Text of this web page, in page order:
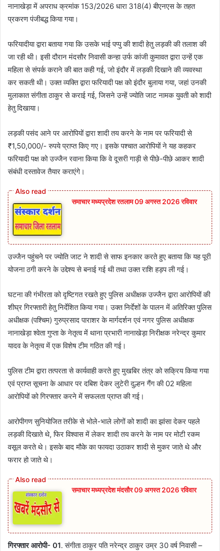
नानाखेड़ा में अपराध क्रमांक 153/2026 धारा 318(4) बीएनएस के तहत
प्रकरण पंजीबद्ध किया गया।
फरियादीया द्वारा बताया गया कि उसके भाई पप्पु की शादी हेतु लड़की की तलाश की
जा रही थी। इसी दौरान मंदसौर निवासी कन्हा उर्फ कांजी कुमावत द्वारा उन्हें एक
महिला से संपर्क कराने की बात कही गई, जो इंदौर में लड़की दिखाने की व्यवस्था
कर सकती थी। उक्त व्यक्ति द्वारा फरियादी पक्ष को इंदौर बुलाया गया, जहां उनकी
मुलाकात संगीता ठाकुर से कराई गई, जिसने उन्हें ज्योति जाट नामक युवती को शादी
हेतु दिखाया।
लड़की पसंद आने पर आरोपियों द्वारा शादी तय करने के नाम पर फरियादी से
₹1,50,000/- रुपये प्राप्त किए गए। इसके पश्चात आरोपियों ने यह कहकर
फरियादी पक्ष को उज्जैन रवाना किया कि वे दूसरी गाड़ी से पीछे-पीछे आकर शादी
संबंधी दस्तावेज तैयार कराएंगे।
समाचार मध्यप्रदेश रतलाम 09 अगस्त 2026 रविवार
उज्जैन पहुंचने पर ज्योति जाट ने शादी से साफ इनकार करते हुए बताया कि यह पूरी
योजना ठगी करने के उद्देश्य से बनाई गई थी तथा उक्त राशि हड़प ली गई।
घटना की गंभीरता को दृष्टिगत रखते हुए पुलिस अधीक्षक उज्जैन द्वारा आरोपियों की
शीघ्र गिरफ्तारी हेतु निर्देशित किया गया। उक्त निर्देशों के पालन में अतिरिक्त पुलिस
अधीक्षक (पश्चिम) गुरुप्रसाद पाराशर के मार्गदर्शन एवं नगर पुलिस अधीक्षक
नानाखेड़ा श्वेता गुप्ता के नेतृत्व में थाना प्रभारी नानाखेड़ा निरीक्षक नरेन्द्र कुमार
यादव के नेतृत्व में एक विशेष टीम गठित की गई।
पुलिस टीम द्वारा तत्परता से कार्यवाही करते हुए मुखबिर तंत्र को सक्रिय किया गया
एवं प्राप्त सूचना के आधार पर दबिश देकर लुटेरी दुल्हन गैंग की 02 महिला
आरोपियों को गिरफ्तार करने में सफलता प्राप्त की गई।
आरोपीगण सुनियोजित तरीके से भोले-भाले लोगों को शादी का झांसा देकर पहले
लड़की दिखाते थे, फिर विश्वास में लेकर शादी तय करने के नाम पर मोटी रकम
वसूल करते थे। इसके बाद मौके का फायदा उठाकर शादी से मुकर जाते थे और
फरार हो जाते थे।
समाचार मध्यप्रदेश मंदसौर 09 अगस्त 2026 रविवार
गिरफ्तार आरोपी- 01. संगीता ठाकुर पति नरेन्द्र ठाकुर उम्र 30 वर्ष निवासी –